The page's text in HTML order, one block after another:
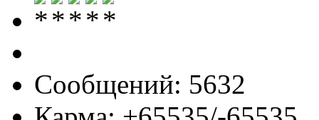
Сообщений: 5632